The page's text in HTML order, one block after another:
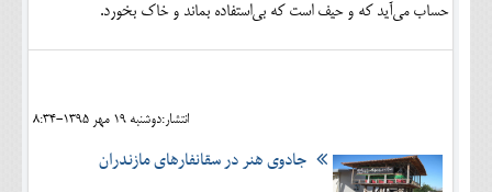
حساب می‌آید که و حیف است که بی‌استفاده بماند و خاک بخورد.
انتشار:دوشنبه 19 مهر 1395-8:34
جادوی هنر در سقانفارهای مازندران